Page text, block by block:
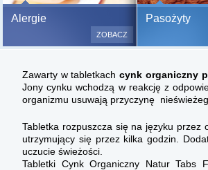
Alergie
a
ZOBACZ
Pasożyty
Zawarty w tabletkachcynk organiczny
Jony cynku wchodzą w reakcję z
organizmu usuwają przyczynę
Tabletka rozpuszcza się na języku przez
utrzymujący się przez kilka godzin.
uczucie świeżości.
Tabletki Cynk Organiczny Natur Tabs